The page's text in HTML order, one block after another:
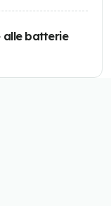
alle batterie